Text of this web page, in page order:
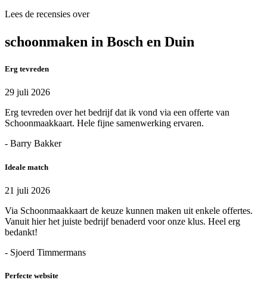
Lees de recensies over
schoonmaken in Bosch en Duin
Erg tevreden
29 juli 2026
Erg tevreden over het bedrijf dat ik vond via een offerte van
Schoonmaakkaart. Hele fijne samenwerking ervaren.
- Barry Bakker
Ideale match
21 juli 2026
Via Schoonmaakkaart de keuze kunnen maken uit enkele offertes.
Vanuit hier het juiste bedrijf benaderd voor onze klus. Heel erg
bedankt!
- Sjoerd Timmermans
Perfecte website